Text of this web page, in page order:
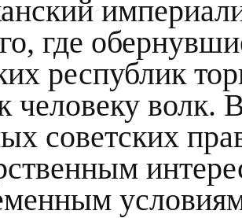
где
республик
человеку волк.
советских